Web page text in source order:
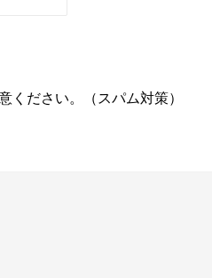
ください。（スパム対策）